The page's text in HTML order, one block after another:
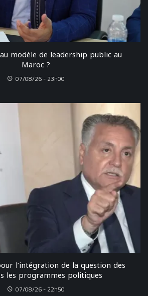
modèle de leadership public au
Maroc ?
07/08/26 - 23h00
l’intégration de la question des
les programmes politiques
07/08/26 - 22h50